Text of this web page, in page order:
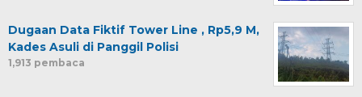
Dugaan Data Fiktif Tower Line , Rp5,9 M,
Kades Asuli di Panggil Polisi
1,913 pembaca